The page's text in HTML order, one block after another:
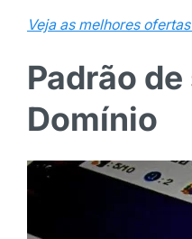
Veja as melhores
Padrão
Domínio